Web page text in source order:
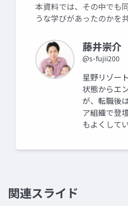
本資料では、その中でも
うな学びがあったのかを
藤井崇介
@s-fujii200
星野リゾー
状態からエ
が、転職後
ア組織で登
もよくして
関連スライド